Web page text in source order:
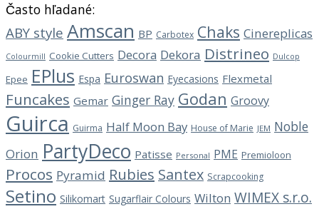
Často hľadané:
ABY style Amscan BP Carbotex Chaks Cinereplicas
Colourmill Cookie Cutters Decora Dekora Distrineo Dulcop
Epee EPlus Espa Euroswan Eyecasions Flexmetal
Funcakes Gemar Ginger Ray Godan Groovy
Guirca Guirma Half Moon Bay House of Marie JEM Noble
Orion PartyDeco Patisse Personal PME Premioloon
Procos Pyramid Rubies Santex Scrapcooking
Setino Silikomart Sugarflair Colours Wilton WIMEX s.r.o.